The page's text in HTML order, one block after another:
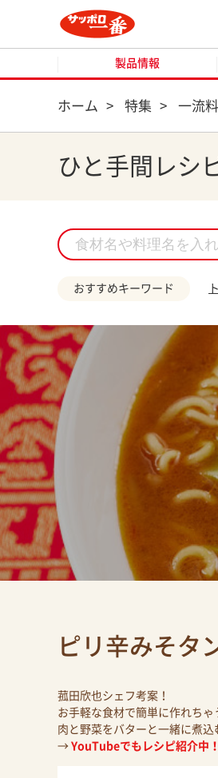
製品情報
ホーム > 特集 > 一流
ひと手間レシ
おすすめキーワード
ピリ辛みそタ
菰田欣也シェフ考案！
お手軽な食材で簡単に作れちゃ
肉と野菜をバターと一緒に煮込
→ YouTubeでもレシピ紹介中！